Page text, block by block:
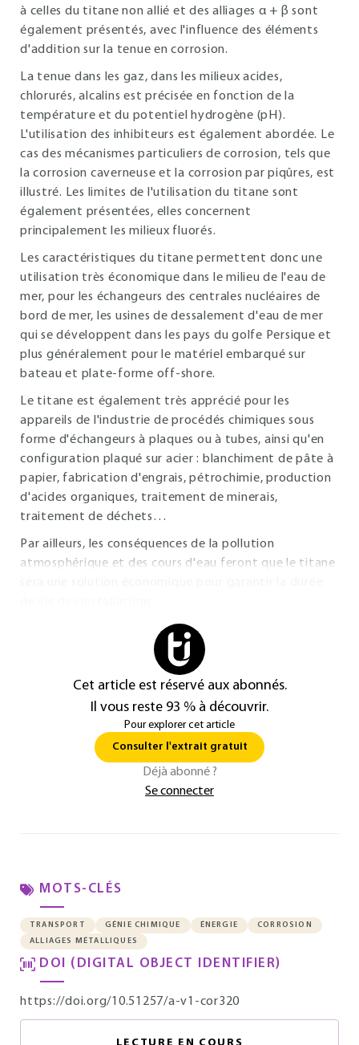
à celles du titane non allié et des alliages α + β sont
également présentés, avec l'influence des éléments
d'addition sur la tenue en corrosion.
La tenue dans les gaz, dans les milieux acides,
chlorurés, alcalins est précisée en fonction de la
température et du potentiel hydrogène (pH).
L'utilisation des inhibiteurs est également abordée. Le
cas des mécanismes particuliers de corrosion, tels que
la corrosion caverneuse et la corrosion par piqûres, est
illustré. Les limites de l'utilisation du titane sont
également présentées, elles concernent
principalement les milieux fluorés.
Les caractéristiques du titane permettent donc une
utilisation très économique dans le milieu de l'eau de
mer, pour les échangeurs des centrales nucléaires de
bord de mer, les usines de dessalement d'eau de mer
qui se développent dans les pays du golfe Persique et
plus généralement pour le matériel embarqué sur
bateau et plate-forme off-shore.
Le titane est également très apprécié pour les
appareils de l'industrie de procédés chimiques sous
forme d'échangeurs à plaques ou à tubes, ainsi qu'en
configuration plaqué sur acier : blanchiment de pâte à
papier, fabrication d'engrais, pétrochimie, production
d'acides organiques, traitement de minerais,
traitement de déchets…
Par ailleurs, les conséquences de la pollution
atmosphérique et des cours d'eau feront que le titane
Cet article est réservé aux abonnés.
Il vous reste 93 % à découvrir.
Pour explorer cet article
Consulter l'extrait gratuit
Déjà abonné ?
Se connecter
MOTS-CLÉS
TRANSPORT GÉNIE CHIMIQUE ÉNERGIE
CORROSION
ALLIAGES MÉTALLIQUES
DOI (DIGITAL OBJECT IDENTIFIER)
https://doi.org/10.51257/a-v1-cor320